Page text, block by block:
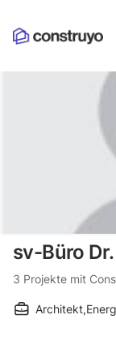
sv-Büro
3 Projekte mit
Architekt,